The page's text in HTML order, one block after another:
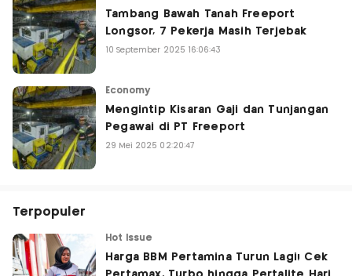
Tambang Bawah Tanah Freeport
Longsor, 7 Pekerja Masih Terjebak
10 September 2025 16:06:43
Economy
Mengintip Kisaran Gaji dan Tunjangan
Pegawai di PT Freeport
29 Mei 2025 02:20:47
Terpopuler
Hot Issue
Harga BBM Pertamina Turun Lagi! Cek